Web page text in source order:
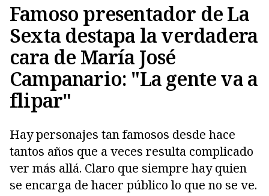
Famoso presentador de La
Sexta destapa la verdadera
cara de María José
Campanario: "La gente va a
flipar"
Hay personajes tan famosos desde hace
tantos años que a veces resulta complicado
ver más allá. Claro que siempre hay quien
se encarga de hacer público lo que no se ve.